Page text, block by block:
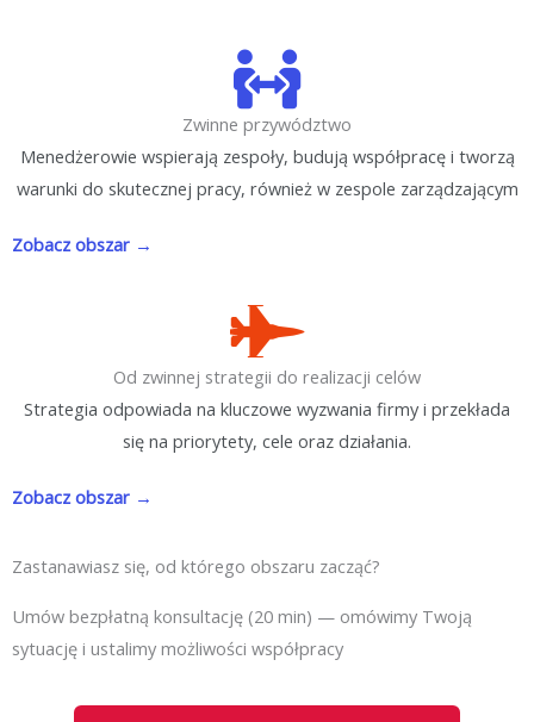
Zwinne przywództwo
Menedżerowie wspierają zespoły, budują współpracę i tworzą
warunki do skutecznej pracy, również w zespole zarządzającym
Zobacz obszar →
Od zwinnej strategii do realizacji celów
Strategia odpowiada na kluczowe wyzwania firmy i przekłada
się na priorytety, cele oraz działania.
Zobacz obszar →
Zastanawiasz się, od którego obszaru zacząć?
Umów bezpłatną konsultację (20 min) — omówimy Twoją
sytuację i ustalimy możliwości współpracy